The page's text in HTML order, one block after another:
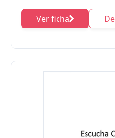
Ver ficha